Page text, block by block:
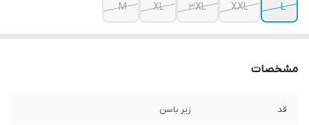
L
XXL
3XL
XL
M
مشخصات
قد زیر باسن